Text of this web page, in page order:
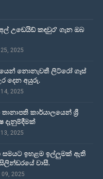
උඩෙයිඩ් කඳවුර' ගැන ඔබ
2025
නොනැවතී ලිට්රෝ ගෑස්
දෙන අයුරු.
2025
තානාපති කාර්යාලයෙන් ශ්‍රී
දැනුම්දීමක්
2025
සමයට ඉහළම ඉල්ලුමක් ඇති
වාසී.
09, 2025